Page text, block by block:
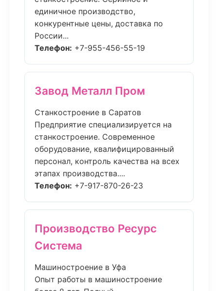
единичное производство,
конкурентные цены, доставка по
России...
Телефон: +7-955-456-55-19
Завод Металл Пром
Станкостроение в Саратов
Предприятие специализируется на
станкостроение. Современное
оборудование, квалифицированный
персонал, контроль качества на всех
этапах производства....
Телефон: +7-917-870-26-23
Производство Ресурс
Система
Машиностроение в Уфа
Опыт работы в машиностроение